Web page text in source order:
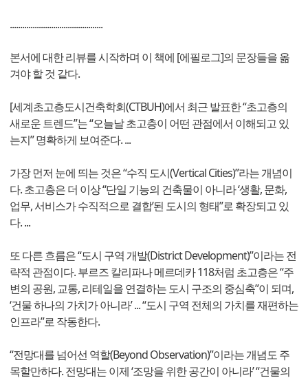
.............................................
본서에 대한 리뷰를 시작하며 이 책에 [에필로그]의 문장들을 옮
겨야 할 것 같다.
[세계초고층도시건축학회(CTBUH)에서 최근 발표한 “초고층의
새로운 트렌드”는 “오늘날 초고층이 어떤 관점에서 이해되고 있
는지” 명확하게 보여준다. ...
가장 먼저 눈에 띄는 것은 “수직 도시(Vertical Cities)”라는 개념이
다. 초고층은 더 이상 “단일 기능의 건축물이 아니라 ‘생활, 문화,
업무, 서비스가 수직적으로 결합’된 도시의 형태”로 확장되고 있
다. ...
또 다른 흐름은 “도시 구역 개발(District Development)”이라는 전
략적 관점이다. 부르즈 칼리파나 메르데카 118처럼 초고층은 “주
변의 공원, 교통, 리테일을 연결하는 도시 구조의 중심축”이 되며,
‘건물 하나의 가치가 아니라’ ... “도시 구역 전체의 가치를 재편하는
인프라”로 작동한다.
“전망대를 넘어선 역할(Beyond Observation)”이라는 개념도 주
목할만하다. 전망대는 이제 ‘조망을 위한 공간이 아니라’ “건물의